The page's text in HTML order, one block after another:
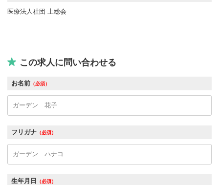
医療法人社団 上総会
この求人に問い合わせる
お名前 （必須）
フリガナ （必須）
生年月日 （必須）